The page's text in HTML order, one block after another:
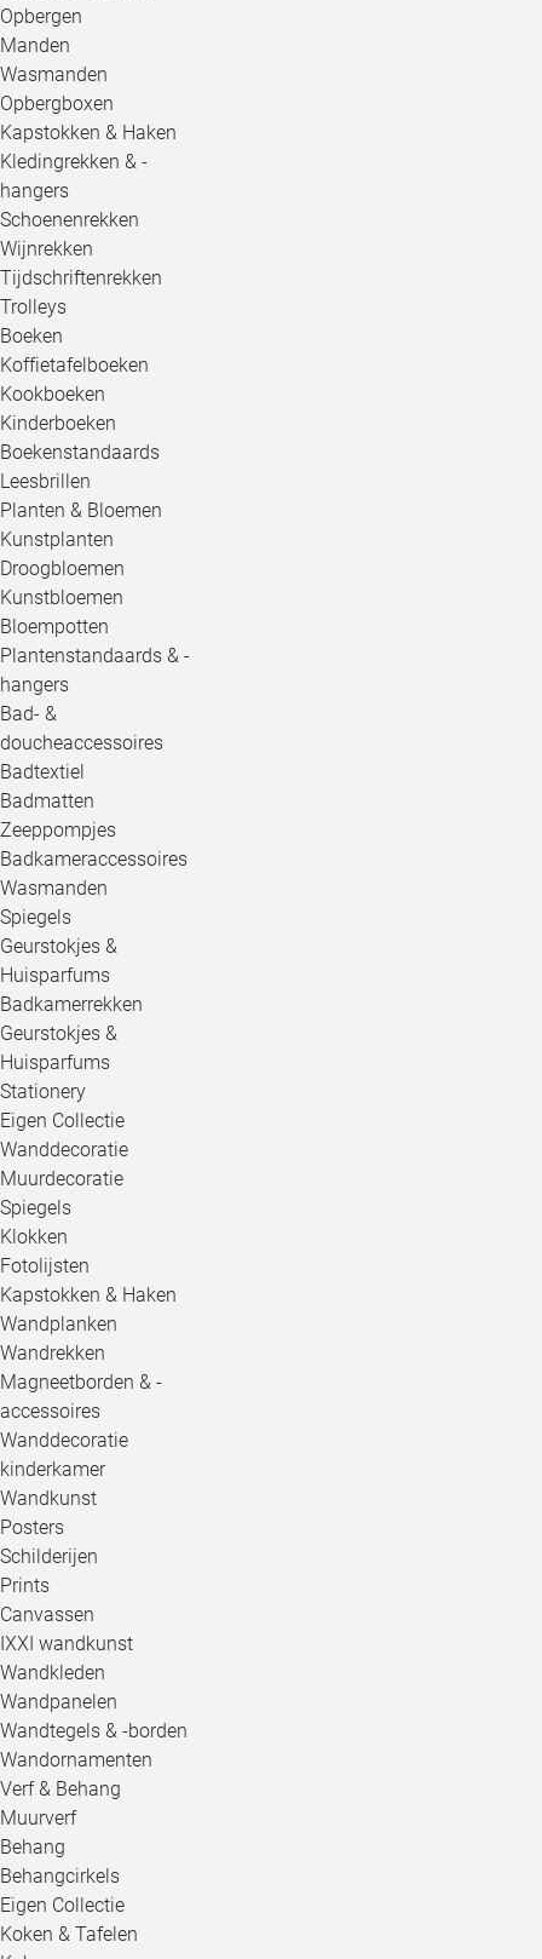
Opbergen
Manden
Wasmanden
Opbergboxen
Kapstokken & Haken
Kledingrekken & -
hangers
Schoenenrekken
Wijnrekken
Tijdschriftenrekken
Trolleys
Boeken
Koffietafelboeken
Kookboeken
Kinderboeken
Boekenstandaards
Leesbrillen
Planten & Bloemen
Kunstplanten
Droogbloemen
Kunstbloemen
Bloempotten
Plantenstandaards & -
hangers
Bad- &
doucheaccessoires
Badtextiel
Badmatten
Zeeppompjes
Badkameraccessoires
Wasmanden
Spiegels
Geurstokjes &
Huisparfums
Badkamerrekken
Geurstokjes &
Huisparfums
Stationery
Eigen Collectie
Wanddecoratie
Muurdecoratie
Spiegels
Klokken
Fotolijsten
Kapstokken & Haken
Wandplanken
Wandrekken
Magneetborden & -
accessoires
Wanddecoratie
kinderkamer
Wandkunst
Posters
Schilderijen
Prints
Canvassen
IXXI wandkunst
Wandkleden
Wandpanelen
Wandtegels & -borden
Wandornamenten
Verf & Behang
Muurverf
Behang
Behangcirkels
Eigen Collectie
Koken & Tafelen